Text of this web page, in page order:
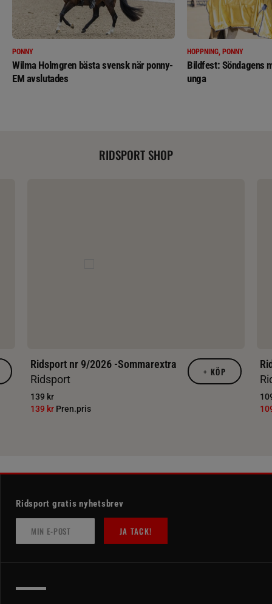
PONNY
Wilma Holmgren bästa svensk när ponny-
EM avslutades
HOPPNING, PONNY
Bildfest: Söndagens
unga
RIDSPORT SHOP
Ridsport nr 9/2026 -Sommarextra
Ridsport
139 kr
139 kr Pren.pris
+ KÖP
Ridsport gratis nyhetsbrev
JA TACK!